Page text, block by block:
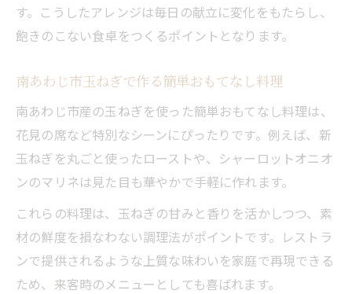
す。こうしたアレンジは毎日の献立に変化をもたらし、
飽きのこない食卓をつくるポイントとなります。
南あわじ市玉ねぎで作る簡単おもてなし料理
南あわじ市産の玉ねぎを使った簡単おもてなし料理は、
花見の席など特別なシーンにぴったりです。例えば、新
玉ねぎを丸ごと使ったローストや、シャーロットオニオ
ンのマリネは見た目も華やかで手軽に作れます。
これらの料理は、玉ねぎの甘みと香りを活かしつつ、素
材の鮮度を損なわない調理法がポイントです。レストラ
ンで提供されるような上質な味わいを家庭で再現できる
ため、来客時のメニューとしても喜ばれます。